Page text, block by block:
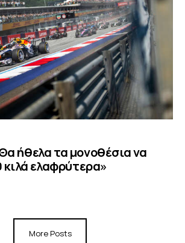
ήθελα τα μονοθέσια να
κιλά ελαφρύτερα»
More Posts